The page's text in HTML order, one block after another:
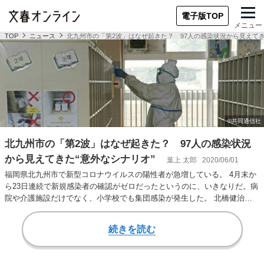
電子版TOP
メニュー
TOP ニュース 北九州市の「第2波」はなぜ起きた？ 97人の感染状況から見えて
北九州市の「第2波」はなぜ起きた？ 97人の感染状況
から見えてきた“意外なシナリオ”
葉上 太郎 2020/06/01
福岡県北九州市で新型コロナウイルスの陽性者が急増している。 4月末か
ら23日連続で新規感染者の確認がゼロだったというのに、いきなりだ。病
院や介護施設だけでなく、小学校でも集団感染が発生した。 北橋健治市
長は「『第2…
続きを読む